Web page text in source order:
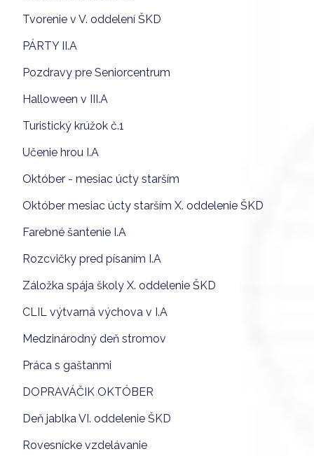
Tvorenie v V. oddelení ŠKD
PÁRTY II.A
Pozdravy pre Seniorcentrum
Halloween v III.A
Turistický krúžok č.1
Učenie hrou I.A
Október - mesiac úcty starším
Október mesiac úcty starším X. oddelenie ŠKD
Farebné šantenie I.A
Rozcvičky pred písaním I.A
Záložka spája školy X. oddelenie ŠKD
CLIL výtvarná výchova v I.A
Medzinárodný deň stromov
Práca s gaštanmi
DOPRAVÁČIK OKTÓBER
Deň jablka VI. oddelenie ŠKD
Rovesnícke vzdelávanie